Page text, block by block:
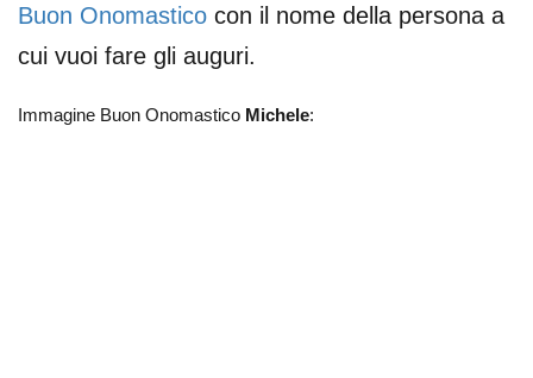
Buon Onomastico con il nome della persona a
cui vuoi fare gli auguri.
Immagine Buon Onomastico Michele: